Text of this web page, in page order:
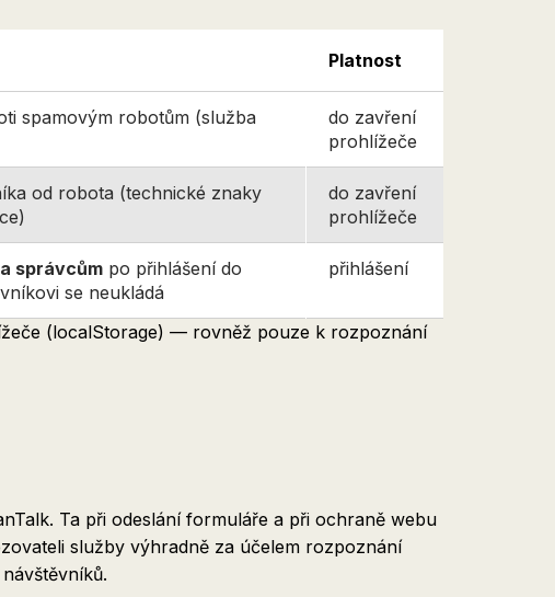
Platnost
spamovým robotům (služba
do zavření
prohlížeče
od robota (technické znaky
do zavření
prohlížeče
správcům po přihlášení do
se neukládá
přihlášení
(localStorage) — rovněž pouze k rozpoznání
Ta při odeslání formuláře a při ochraně webu
služby výhradně za účelem rozpoznání